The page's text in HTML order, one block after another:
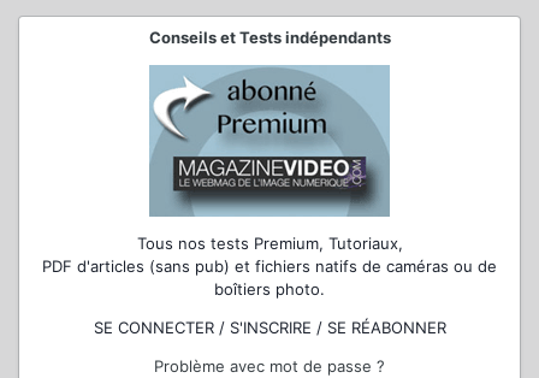
Conseils et Tests indépendants
Tous nos tests Premium, Tutoriaux,
PDF d'articles (sans pub) et fichiers natifs de caméras ou de
boîtiers photo.
SE CONNECTER / S'INSCRIRE / SE RÉABONNER
Problème avec mot de passe ?